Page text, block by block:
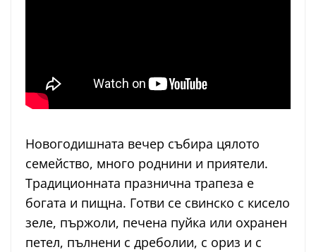
Новогодишната вечер събира цялото
семейство, много роднини и приятели.
Традиционната празнична трапеза е
богата и пищна. Готви се свинско с кисело
зеле, пържоли, печена пуйка или охранен
петел, пълнени с дреболии, с ориз и с